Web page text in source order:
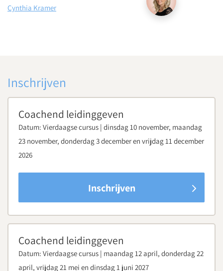
Cynthia Kramer
Inschrijven
Coachend leidinggeven
Datum: Vierdaagse cursus | dinsdag 10 november, maandag
23 november, donderdag 3 december en vrijdag 11 december
2026
Inschrijven
Coachend leidinggeven
Datum: Vierdaagse cursus | maandag 12 april, donderdag 22
april, vrijdag 21 mei en dinsdag 1 juni 2027